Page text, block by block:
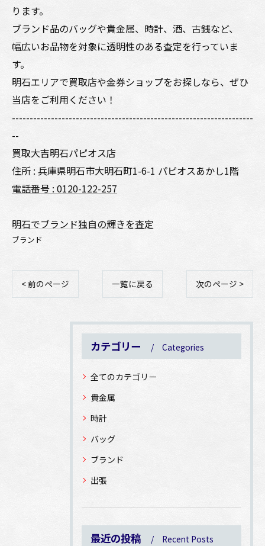
ります。
ブランド品のバッグや貴金属、時計、酒、古銭など、
幅広いお品物を対象に透明性のある査定を行っていま
す。
明石エリアで買取店や金券ショップをお探しなら、ぜひ
当店をご利用ください！
--------------------------------------------------------------------
--
買取大吉明石パピオス店
住所 : 兵庫県明石市大明石町1-6-1 パピオスあかし1階
電話番号 : 0120-122-257
明石でブランド独自の輝きを査定
ブランド
< 前のページ 一覧に戻る 次のページ >
カテゴリー Categories
全てのカテゴリー
貴金属
時計
バッグ
ブランド
出張
最近の投稿 Recent Posts